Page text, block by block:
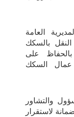
العامة
النقل بالسكك
بالحفاظ على
عمال السكك
والتشاور
لاستقرار